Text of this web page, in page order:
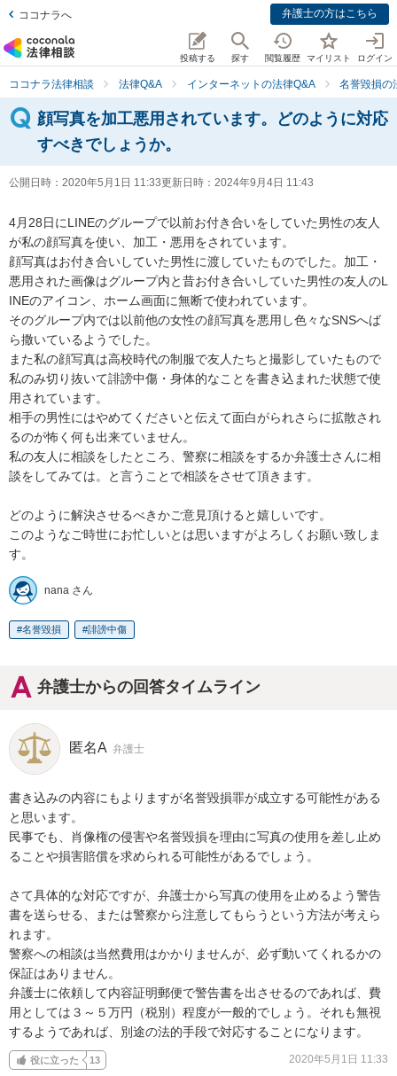
ココナラへ 弁護士の方はこちら
投稿する 探す 閲覧履歴 マイリスト ログイン
ココナラ法律相談 法律Q&A インターネットの法律Q&A 名誉毀損の
顔写真を加工悪用されています。どのように対応
すべきでしょうか。
公開日時： 2020年5月1日 11:33更新日時： 2024年9月4日 11:43
4月28日にLINEのグループで以前お付き合いをしていた男性の友人
が私の顔写真を使い、加工・悪用をされています。
顔写真はお付き合いしていた男性に渡していたものでした。加工・
悪用された画像はグループ内と昔お付き合いしていた男性の友人のL
INEのアイコン、ホーム画面に無断で使われています。
そのグループ内では以前他の女性の顔写真を悪用し色々なSNSへば
ら撒いているようでした。
また私の顔写真は高校時代の制服で友人たちと撮影していたもので
私のみ切り抜いて誹謗中傷・身体的なことを書き込まれた状態で使
用されています。
相手の男性にはやめてくださいと伝えて面白がられさらに拡散され
るのが怖く何も出来ていません。
私の友人に相談をしたところ、警察に相談をするか弁護士さんに相
談をしてみては。と言うことで相談をさせて頂きます。
どのように解決させるべきかご意見頂けると嬉しいです。
このようなご時世にお忙しいとは思いますがよろしくお願い致しま
す。
nana さん
名誉毀損 誹謗中傷
弁護士からの回答タイムライン
匿名A 弁護士
書き込みの内容にもよりますが名誉毀損罪が成立する可能性がある
と思います。
民事でも、肖像権の侵害や名誉毀損を理由に写真の使用を差し止め
ることや損害賠償を求められる可能性があるでしょう。
さて具体的な対応ですが、弁護士から写真の使用を止めるよう警告
書を送らせる、または警察から注意してもらうという方法が考えら
れます。
警察への相談は当然費用はかかりませんが、必ず動いてくれるかの
保証はありません。
弁護士に依頼して内容証明郵便で警告書を出させるのであれば、費
用としては３～５万円（税別）程度が一般的でしょう。それも無視
するようであれば、別途の法的手段で対応することになります。
役に立った 13 2020年5月1日 11:33